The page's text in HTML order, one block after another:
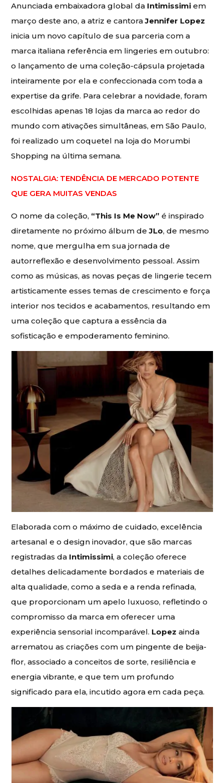
Anunciada embaixadora global da Intimissimi em
março deste ano, a atriz e cantoraJennifer Lopez
inicia um novo capítulo de sua parceria com a
marca italiana referência em lingeries em outubro:
o lançamento de uma coleção-cápsula projetada
inteiramente por ela e confeccionada com toda a
expertise da grife. Para celebrar a novidade, foram
escolhidas apenas 18 lojas da marca ao redor do
mundo com ativações simultâneas, em São Paulo,
foi realizado um coquetel na loja do Morumbi
Shopping na última semana.
NOSTALGIA: TENDÊNCIA DE MERCADO POTENTE
QUE GERA MUITAS VENDAS
O nome da coleção, “This Is Me Now” é inspirado
diretamente no próximo álbum deJLo, de mesmo
nome, que mergulha em sua jornada de
autorreflexão e desenvolvimento pessoal. Assim
como as músicas, as novas peças de lingerie tecem
artisticamente esses temas de crescimento e força
interior nos tecidos e acabamentos, resultando em
uma coleção que captura a essência da
sofisticação e empoderamento feminino.
Elaborada com o máximo de cuidado, excelência
artesanal e o design inovador, que são marcas
registradas da Intimissimi, a coleção oferece
detalhes delicadamente bordados e materiais de
alta qualidade, como a seda e a renda refinada,
que proporcionam um apelo luxuoso, refletindo o
compromisso da marca em oferecer uma
experiência sensorial incomparável. Lopez ainda
arrematou as criações com um pingente de beija-
flor, associado a conceitos de sorte, resiliência e
energia vibrante, e que tem um profundo
significado para ela, incutido agora em cada peça.